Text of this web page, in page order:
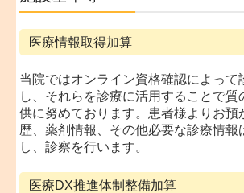
医療情報取得加算
当院ではオンライン資格確認によって
し、それらを診療に活用することで質
供に努めております。患者様よりお預
歴、薬剤情報、その他必要な診療情報
し、診察を行います。
医療DX推進体制整備加算